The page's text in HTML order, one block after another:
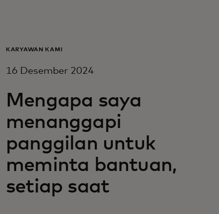
Untuk bisnis
Untuk inovator
Berita dan tren
KARYAWAN KAMI
16 Desember 2024
Mengapa saya
menanggapi
panggilan untuk
meminta bantuan,
setiap saat